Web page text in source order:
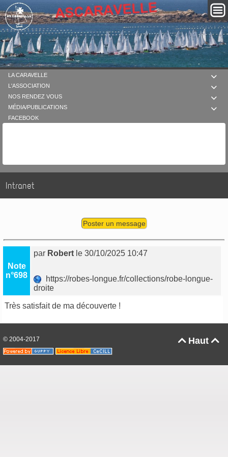

LA CARAVELLE

L'ASSOCIATION

NOS RENDEZ VOUS

MÉDIA/PUBLICATIONS
FACEBOOK
Intranet
Poster un message
Note
n°698
par Robert le 30/10/2025 10:47
https://robes-longue.fr/collections/robe-longue-
droite
Très satisfait de ma découverte !
Haut 
© 2004-2017